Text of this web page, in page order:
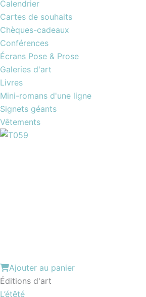
Calendrier
Cartes de souhaits
Chèques-cadeaux
Conférences
Écrans Pose & Prose
Galeries d'art
Livres
Mini-romans d'une ligne
Signets géants
Vêtements
Ajouter au panier
Éditions d'art
L’étêté